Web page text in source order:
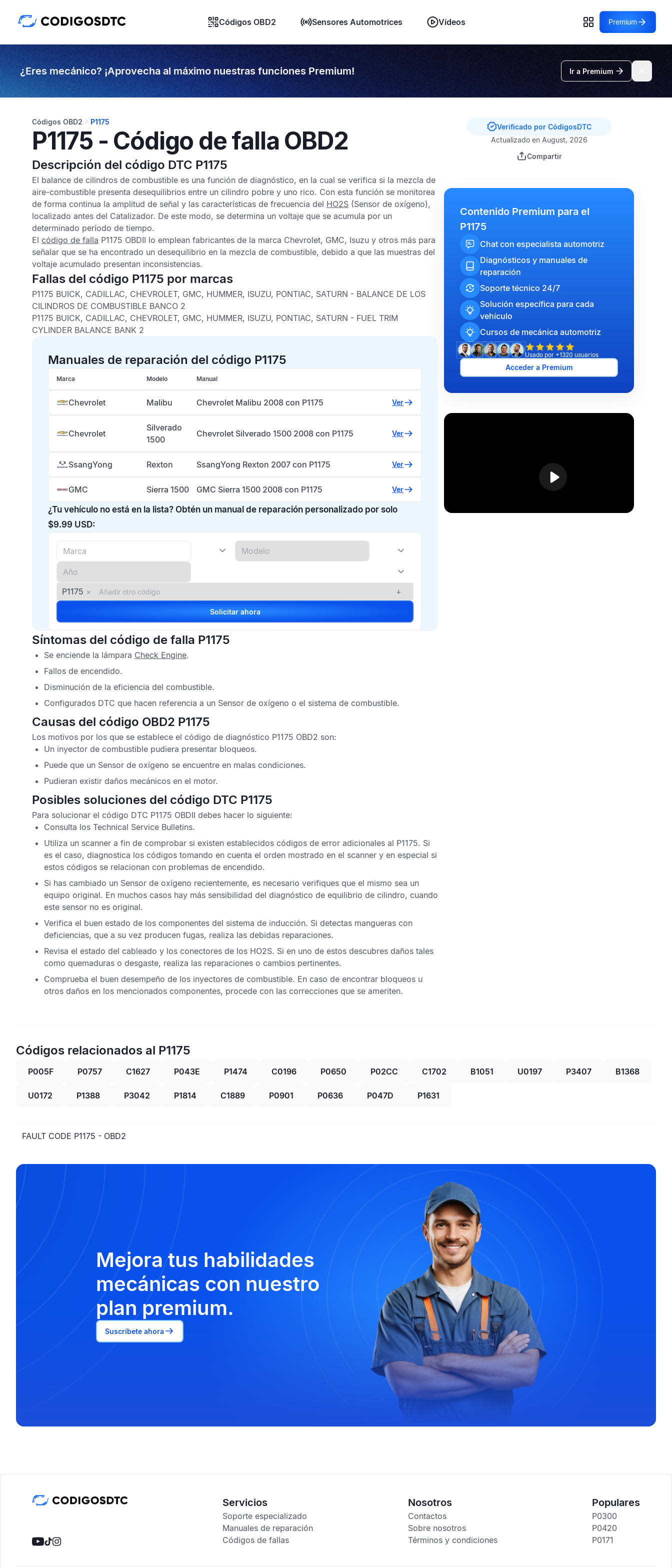
Códigos OBD2 Sensores Automotrices Vídeos Premium
¿Eres mecánico? ¡Aprovecha al máximo nuestras funciones Premium! Ir a Premium
Códigos OBD2 P1175
P1175 - Código de falla OBD2
Descripción del código DTC P1175
El balance de cilindros de combustible es una función de diagnóstico, en la cual se verifica si la mezcla de
aire-combustible presenta desequilibrios entre un cilindro pobre y uno rico. Con esta función se monitorea
de forma continua la amplitud de señal y las características de frecuencia del HO2S (Sensor de oxígeno),
localizado antes del Catalizador. De este modo, se determina un voltaje que se acumula por un
determinado período de tiempo.
El código de falla P1175 OBDII lo emplean fabricantes de la marca Chevrolet, GMC, Isuzu y otros más para
señalar que se ha encontrado un desequilibrio en la mezcla de combustible, debido a que las muestras del
voltaje acumulado presentan inconsistencias.
Fallas del código P1175 por marcas
P1175 BUICK, CADILLAC, CHEVROLET, GMC, HUMMER, ISUZU, PONTIAC, SATURN - BALANCE DE LOS
CILINDROS DE COMBUSTIBLE BANCO 2
P1175 BUICK, CADILLAC, CHEVROLET, GMC, HUMMER, ISUZU, PONTIAC, SATURN - FUEL TRIM
CYLINDER BALANCE BANK 2
Manuales de reparación del código P1175
Marca Modelo Manual
Chevrolet Malibu Chevrolet Malibu 2008 con P1175 Ver
Chevrolet
Silverado
1500
Chevrolet Silverado 1500 2008 con P1175 Ver
SsangYong Rexton SsangYong Rexton 2007 con P1175 Ver
GMC Sierra 1500 GMC Sierra 1500 2008 con P1175 Ver
¿Tu vehículo no está en la lista? Obtén un manual de reparación personalizado por solo
$9.99 USD:
P1175 × +
Solicitar ahora
Síntomas del código de falla P1175
Se enciende la lámpara Check Engine.
Fallos de encendido.
Disminución de la eficiencia del combustible.
Configurados DTC que hacen referencia a un Sensor de oxígeno o el sistema de combustible.
Causas del código OBD2 P1175
Los motivos por los que se establece el código de diagnóstico P1175 OBD2 son:
Un inyector de combustible pudiera presentar bloqueos.
Puede que un Sensor de oxígeno se encuentre en malas condiciones.
Pudieran existir daños mecánicos en el motor.
Posibles soluciones del código DTC P1175
Para solucionar el código DTC P1175 OBDII debes hacer lo siguiente:
Consulta los Technical Service Bulletins.
Utiliza un scanner a fin de comprobar si existen establecidos códigos de error adicionales al P1175. Si
es el caso, diagnostica los códigos tomando en cuenta el orden mostrado en el scanner y en especial si
estos códigos se relacionan con problemas de encendido.
Si has cambiado un Sensor de oxígeno recientemente, es necesario verifiques que el mismo sea un
equipo original. En muchos casos hay más sensibilidad del diagnóstico de equilibrio de cilindro, cuando
este sensor no es original.
Verifica el buen estado de los componentes del sistema de inducción. Si detectas mangueras con
deficiencias, que a su vez producen fugas, realiza las debidas reparaciones.
Revisa el estado del cableado y los conectores de los HO2S. Si en uno de estos descubres daños tales
como quemaduras o desgaste, realiza las reparaciones o cambios pertinentes.
Comprueba el buen desempeño de los inyectores de combustible. En caso de encontrar bloqueos u
otros daños en los mencionados componentes, procede con las correcciones que se ameriten.
Verificado por CódigosDTC
Actualizado en August, 2026
Compartir
Contenido Premium para el
P1175
Chat con especialista automotriz
Diagnósticos y manuales de
reparación
Soporte técnico 24/7
Solución específica para cada
vehículo
Cursos de mecánica automotriz
Usado por +1320 usuarios
Acceder a Premium
Códigos relacionados al P1175
P005F P0757 C1627 P043E P1474 C0196 P0650 P02CC C1702 B1051 U0197 P3407 B1368
U0172 P1388 P3042 P1814 C1889 P0901 P0636 P047D P1631
FAULT CODE P1175 - OBD2
Mejora tus habilidades
mecánicas con nuestro
plan premium.
Suscríbete ahora
Servicios
Soporte especializado
Manuales de reparación
Códigos de fallas
Nosotros
Contactos
Sobre nosotros
Términos y condiciones
Populares
P0300
P0420
P0171